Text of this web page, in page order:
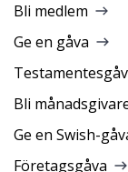
Bli medlem
Ge en gåva
Bli
Ge en Swish-
Företagsgåva